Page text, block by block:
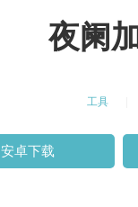
夜阑
工具
安卓下载